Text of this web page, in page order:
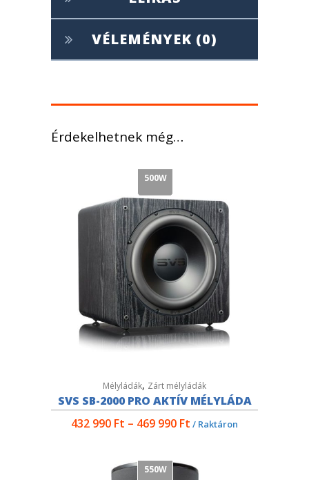
VÉLEMÉNYEK (0)
Érdekelhetnek még…
500W
Mélyládák, Zárt mélyládák
SVS SB-2000 PRO AKTÍV MÉLYLÁDA
432 990 Ft – 469 990 Ft / Raktáron
550W